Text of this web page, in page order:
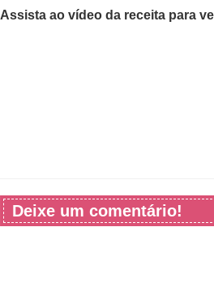
Assista ao vídeo da receita para
Deixe um comentário!